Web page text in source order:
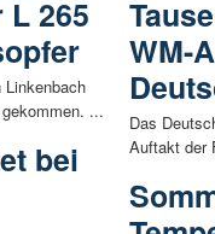
265
Linkenbach
...
bei
WM-
Das
Auftakt der